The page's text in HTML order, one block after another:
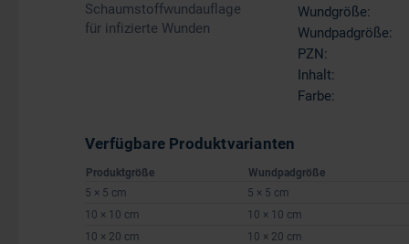
Schaumstoffwundauflage
für infizierte Wunden
Wundgröße:
Wundpadgröße:
PZN:
Inhalt:
Farbe:
Verfügbare Produktvarianten
Produktgröße
Wundpadgröße
5 × 5 cm
5 × 5 cm
10 × 10 cm
10 × 10 cm
10 × 20 cm
10 × 20 cm